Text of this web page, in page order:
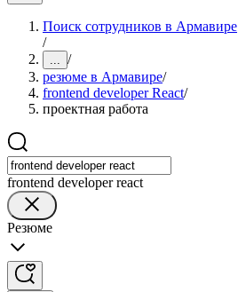
Поиск сотрудников в Армавире
/
... /
резюме в Армавире/
frontend developer React/
проектная работа
frontend developer react
Резюме